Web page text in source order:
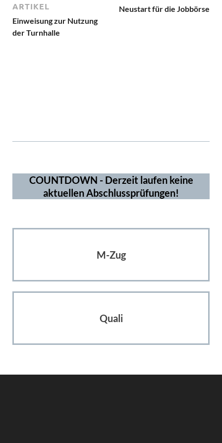
ARTIKEL
Einweisung zur Nutzung
der Turnhalle
Neustart für die Jobbörse
COUNTDOWN - Derzeit laufen keine
aktuellen Abschlussprüfungen!
M-Zug
Quali